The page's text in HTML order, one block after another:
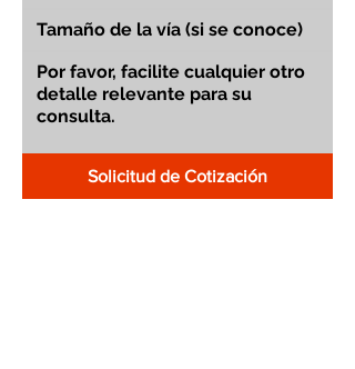
Solicitud de Cotización